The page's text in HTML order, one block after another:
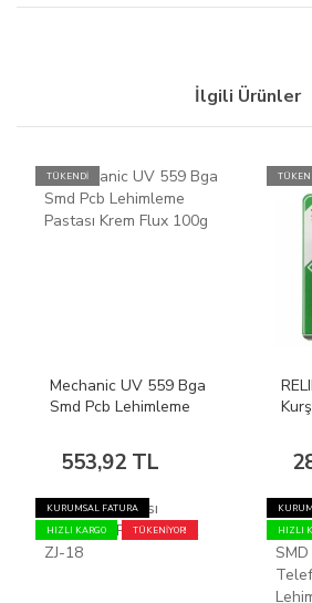
İlgili Ürünler
TÜKENDİ
Mechanic UV 559 Bga
Smd Pcb Lehimleme
553,92 TL
KURUMSAL FATURA
HIZLI KARGO
TÜKENİYOR!
HIZLI